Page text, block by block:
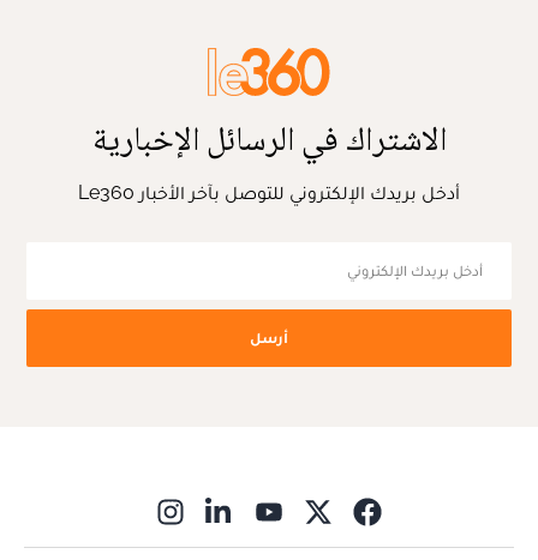
الاشتراك في الرسائل الإخبارية
أدخل بريدك الإلكتروني للتوصل بآخر الأخبار Le360
أرسل